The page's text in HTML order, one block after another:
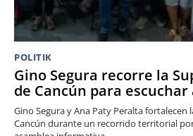
POLITIK
Gino Segura recorre la
de Cancún para
Gino Segura y Ana Paty Peralta fortalecen
Cancún durante un recorrido territorial